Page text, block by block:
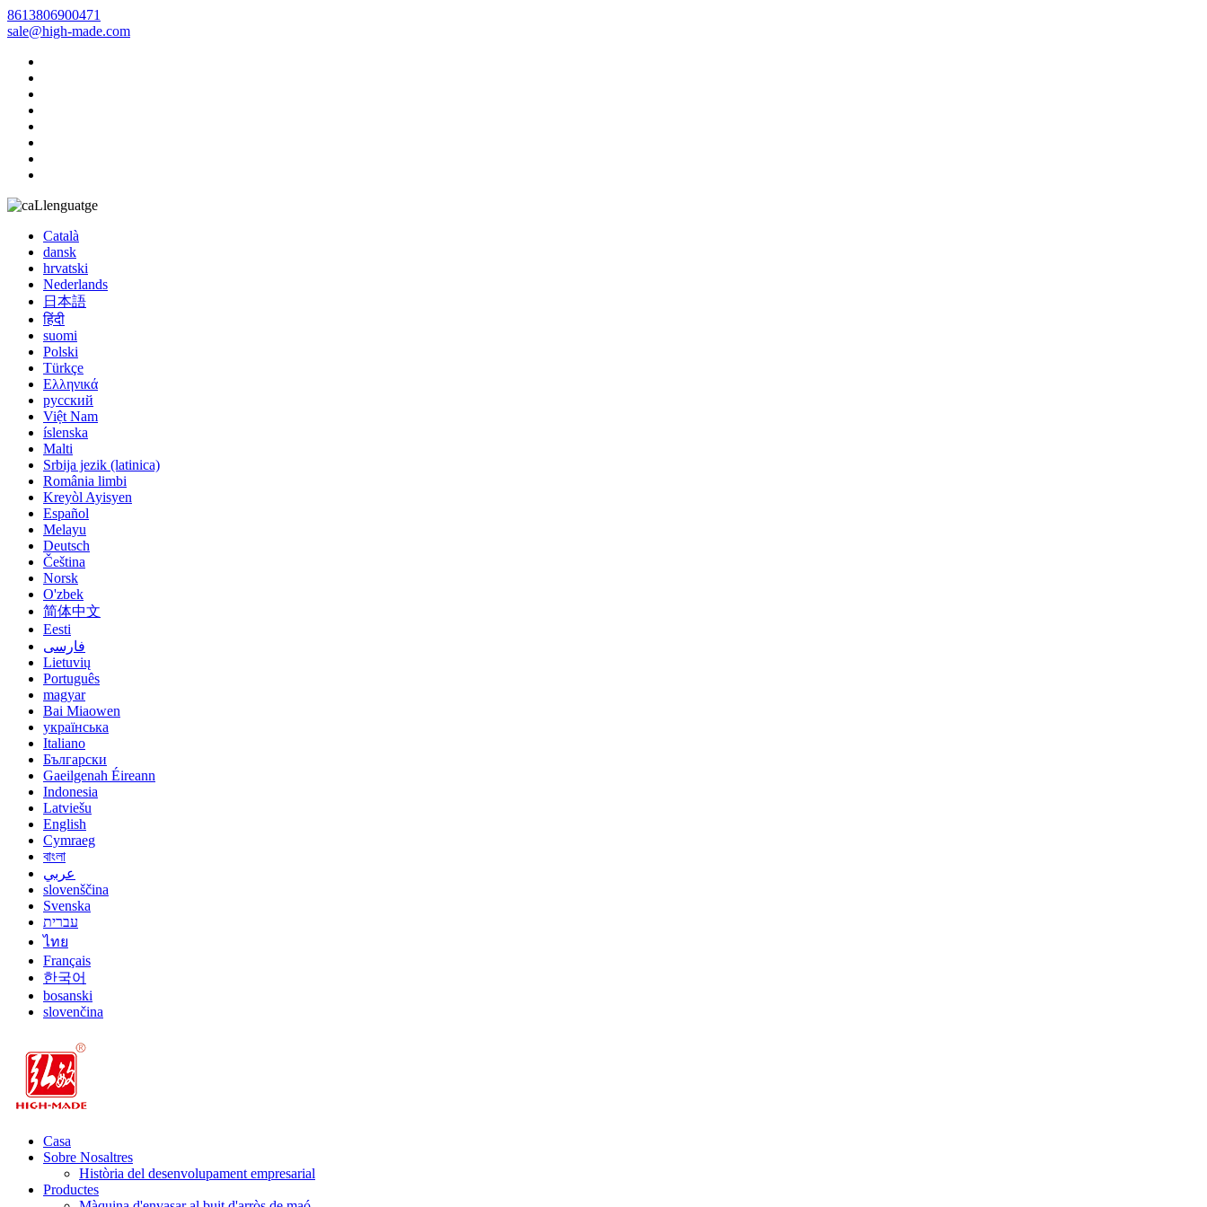
8613806900471
sale@high-made.com
Llenguatge
Català
dansk
hrvatski
Nederlands
日本語
हिंदी
suomi
Polski
Türkçe
Ελληνικά
русский
Việt Nam
íslenska
Malti
Srbija jezik (latinica)
România limbi
Kreyòl Ayisyen
Español
Melayu
Deutsch
Čeština
Norsk
O'zbek
简体中文
Eesti
فارسی
Lietuvių
Português
magyar
Bai Miaowen
українська
Italiano
Български
Gaeilgenah Éireann
Indonesia
Latviešu
English
Cymraeg
বাংলা
عربي
slovenščina
Svenska
עברית
ไทย
Français
한국어
bosanski
slovenčina
Casa
Sobre Nosaltres
Història del desenvolupament empresarial
Productes